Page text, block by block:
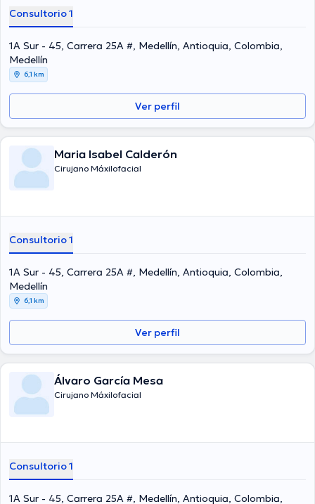
Consultorio 1
1A Sur - 45, Carrera 25A #, Medellín, Antioquia, Colombia,
Medellín
6,1 km
Ver perfil
Maria Isabel Calderón
Cirujano Máxilofacial
Consultorio 1
1A Sur - 45, Carrera 25A #, Medellín, Antioquia, Colombia,
Medellín
6,1 km
Ver perfil
Álvaro García Mesa
Cirujano Máxilofacial
Consultorio 1
1A Sur - 45, Carrera 25A #, Medellín, Antioquia, Colombia,